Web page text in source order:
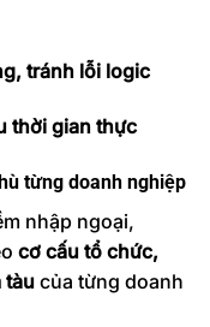
tránh lỗi logic
thời gian thực
từng doanh nghiệp
nhập ngoại,
cơ cấu tổ chức,
tàucủa từng doanh